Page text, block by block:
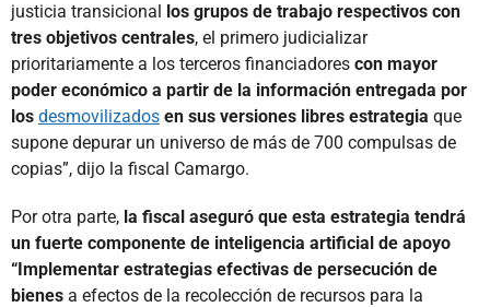
justicia transicional los grupos de trabajo respectivos con
tres objetivos centrales, el primero judicializar
prioritariamente a los terceros financiadores con mayor
poder económico a partir de la información entregada por
los desmovilizados en sus versiones libres estrategia que
supone depurar un universo de más de 700 compulsas de
copias”, dijo la fiscal Camargo.
Por otra parte, la fiscal aseguró que esta estrategia tendrá
un fuerte componente de inteligencia artificial de apoyo
“Implementar estrategias efectivas de persecución de
bienes a efectos de la recolección de recursos para la